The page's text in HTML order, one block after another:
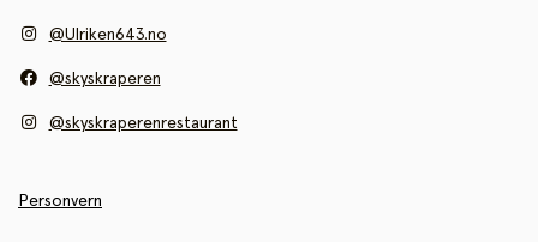
@Ulriken643.no
@skyskraperen
@skyskraperenrestaurant
Personvern